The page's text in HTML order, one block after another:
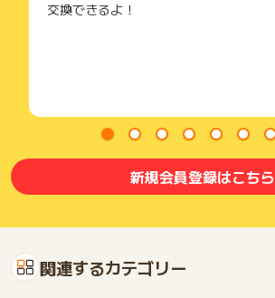
交換できるよ！
新規会員登録はこちら
関連するカテゴリー